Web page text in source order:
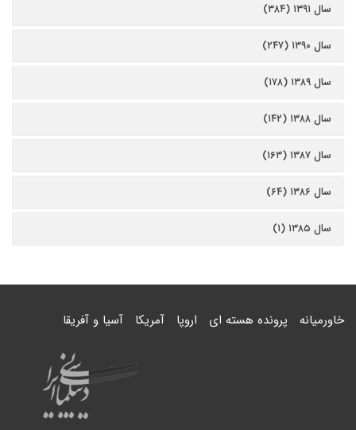
سال ۱۳۹۱ (۳۸۴)
سال ۱۳۹۰ (۲۴۷)
سال ۱۳۸۹ (۱۷۸)
سال ۱۳۸۸ (۱۴۲)
سال ۱۳۸۷ (۱۶۳)
سال ۱۳۸۶ (۶۴)
سال ۱۳۸۵ (۱)
خاورمیانه پرونده هسته ای اروپا آمریکا آسیا و آفریقا